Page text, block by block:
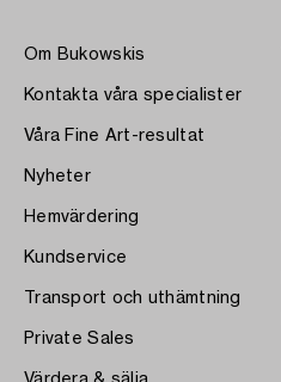
Om Bukowskis
Kontakta våra specialister
Våra Fine Art-resultat
Nyheter
Hemvärdering
Kundservice
Transport och uthämtning
Private Sales